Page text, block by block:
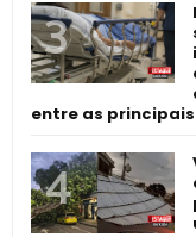
entre as